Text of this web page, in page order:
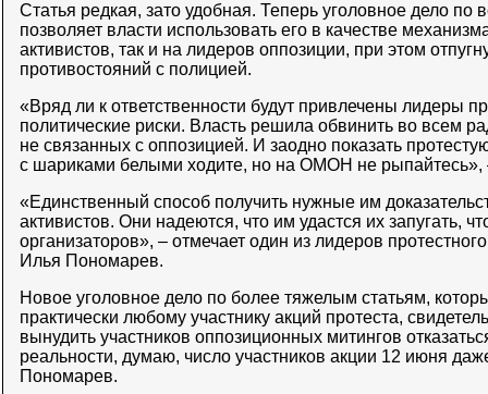
Статья редкая, зато удобная. Теперь уголовное дело по
позволяет власти использовать его в качестве
активистов, так и на лидеров оппозиции, при этом
противостояний с полицией.
«Вряд ли к ответственности будут привлечены лидеры
политические риски. Власть решила обвинить во всем
не связанных с оппозицией. И заодно показать
с шариками белыми ходите, но на ОМОН не рыпайтесь»,
«Единственный способ получить нужные им
активистов. Они надеются, что им удастся их запугать,
организаторов», – отмечает один из лидеров
Илья Пономарев.
Новое уголовное дело по более тяжелым статьям,
практически любому участнику акций протеста,
вынудить участников оппозиционных митингов
реальности, думаю, число участников акции 12 июня
Пономарев.